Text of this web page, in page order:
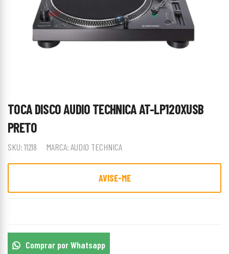
TOCA DISCO AUDIO TECHNICA AT-LP120XUSB
PRETO
SKU:11218 MARCA:AUDIO TECHNICA
AVISE-ME
Comprar por Whatsapp